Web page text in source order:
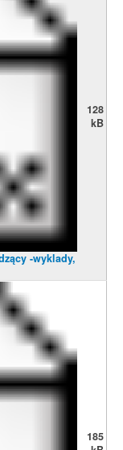
-wyklady,
128
kB
185